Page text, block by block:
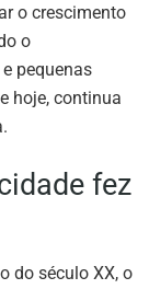
o crescimento
o
pequenas
hoje, continua
fez
do século XX, o